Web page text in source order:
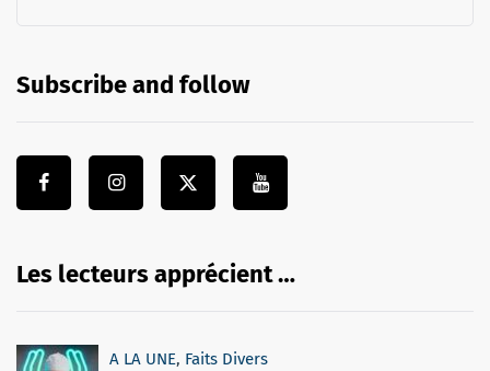
Subscribe and follow
Les lecteurs apprécient …
A LA UNE, Faits Divers